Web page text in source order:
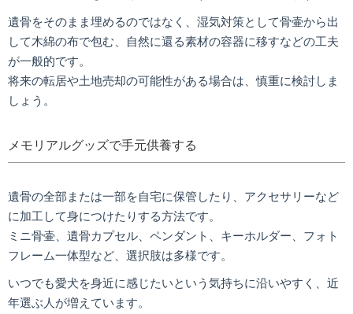
遺骨をそのまま埋めるのではなく、湿気対策として骨壷から出
して木綿の布で包む、自然に還る素材の容器に移すなどの工夫
が一般的です。
将来の転居や土地売却の可能性がある場合は、慎重に検討しま
しょう。
メモリアルグッズで手元供養する
遺骨の全部または一部を自宅に保管したり、アクセサリーなど
に加工して身につけたりする方法です。
ミニ骨壷、遺骨カプセル、ペンダント、キーホルダー、フォト
フレーム一体型など、選択肢は多様です。
いつでも愛犬を身近に感じたいという気持ちに沿いやすく、近
年選ぶ人が増えています。